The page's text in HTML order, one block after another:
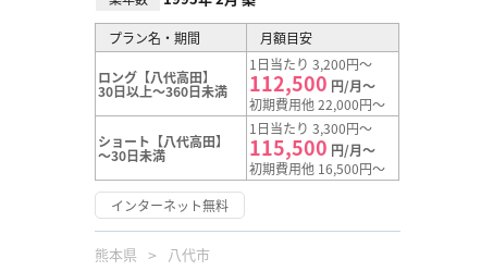
プラン名・期間 月額目安
ロング【八代高田】
30日以上～360日未満
1日当たり 3,200円～
112,500 円/月～
初期費用他 22,000円～
ショート【八代高田】
～30日未満
1日当たり 3,300円～
115,500 円/月～
初期費用他 16,500円～
インターネット無料
熊本県 八代市